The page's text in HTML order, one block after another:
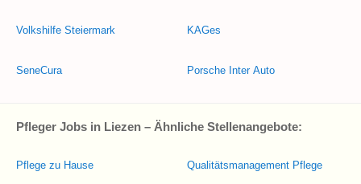
Volkshilfe Steiermark
SeneCura
KAGes
Porsche Inter Auto
Pfleger Jobs in Liezen – Ähnliche Stellenangebote:
Pflege zu Hause Qualitätsmanagement Pflege